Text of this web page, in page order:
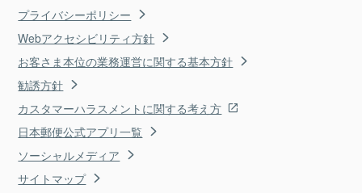
プライバシーポリシー
Webアクセシビリティ方針
お客さま本位の業務運営に関する基本方針
勧誘方針
カスタマーハラスメントに関する考え方
日本郵便公式アプリ一覧
ソーシャルメディア
サイトマップ